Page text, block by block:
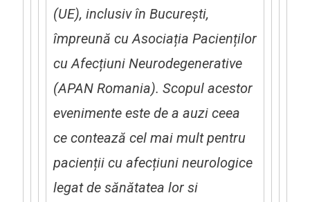
(UE), inclusiv în București,
împreună cu Asociația Pacienților
cu Afecțiuni Neurodegenerative
(APAN Romania). Scopul acestor
evenimente este de a auzi ceea
ce contează cel mai mult pentru
pacienții cu afecțiuni neurologice
legat de sănătatea lor si